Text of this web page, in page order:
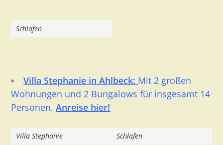
Schlafen
Villa Stephanie in Ahlbeck: Mit 2 großen
Wohnungen und 2 Bungalows für insgesamt 14
Personen.Anreise hier!
Villa Stephanie Schlafen